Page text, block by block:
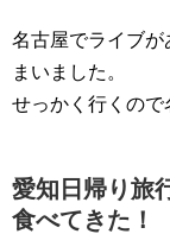
名古屋でライブが
まいました。
せっかく行くので
愛知日帰り旅
食べてきた！